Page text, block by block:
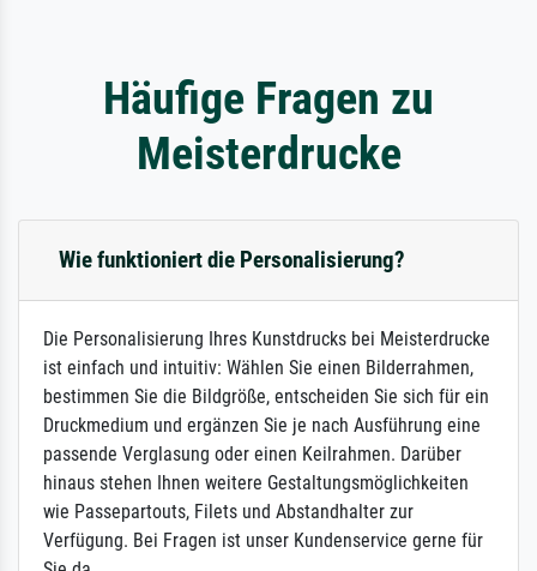
Häufige Fragen zu
Meisterdrucke
Wie funktioniert die Personalisierung?
Die Personalisierung Ihres Kunstdrucks bei Meisterdrucke
ist einfach und intuitiv: Wählen Sie einen Bilderrahmen,
bestimmen Sie die Bildgröße, entscheiden Sie sich für ein
Druckmedium und ergänzen Sie je nach Ausführung eine
passende Verglasung oder einen Keilrahmen. Darüber
hinaus stehen Ihnen weitere Gestaltungsmöglichkeiten
wie Passepartouts, Filets und Abstandhalter zur
Verfügung. Bei Fragen ist unser Kundenservice gerne für